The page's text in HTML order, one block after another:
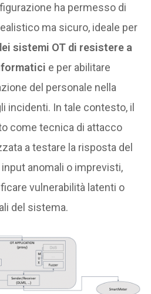
ha permesso di
ma sicuro, ideale per
sistemi OT di resistere a
e per abilitare
del personale nella
incidenti. In tale contesto, il
come tecnica di attacco
a testare la risposta del
anomali o imprevisti,
vulnerabilità latenti o
del sistema.